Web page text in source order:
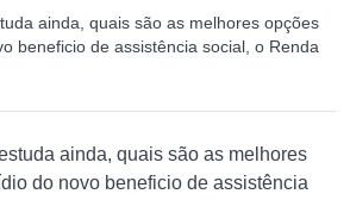
ainda, quais são as melhores opções
beneficio de assistência social, o Renda
ainda, quais são as melhores
do novo beneficio de assistência